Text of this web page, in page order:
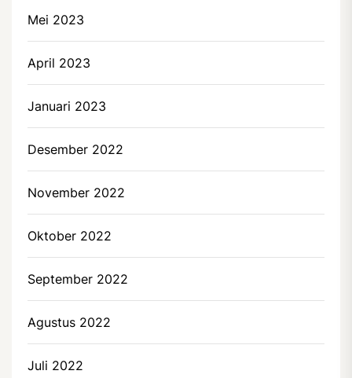
Mei 2023
April 2023
Januari 2023
Desember 2022
November 2022
Oktober 2022
September 2022
Agustus 2022
Juli 2022